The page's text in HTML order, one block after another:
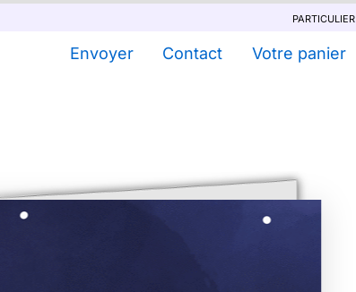
particulier
Envoyer Contact Votre panier